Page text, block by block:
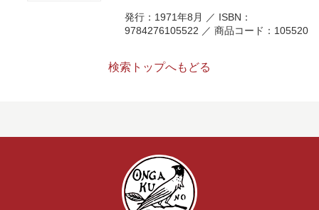
発行：1971年8月 ／ ISBN：
9784276105522 ／ 商品コード：105520
検索トップへもどる